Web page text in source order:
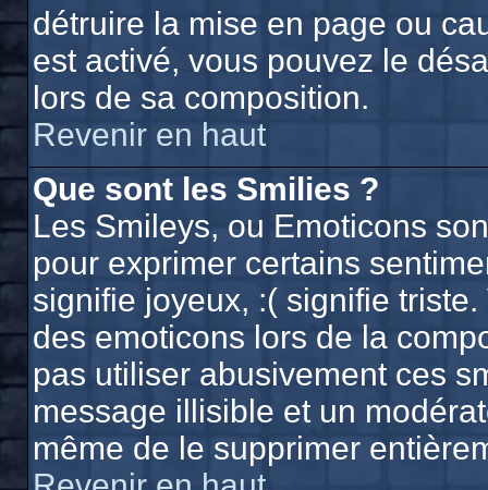
détruire la mise en page ou
est activé, vous pouvez le
lors de sa composition.
Revenir en haut
Que sont les Smilies ?
Les Smileys, ou Emoticons
pour exprimer certains
signifie joyeux, :( signifie
des emoticons lors de la
pas utiliser abusivement ces
message illisible et un
même de le supprimer